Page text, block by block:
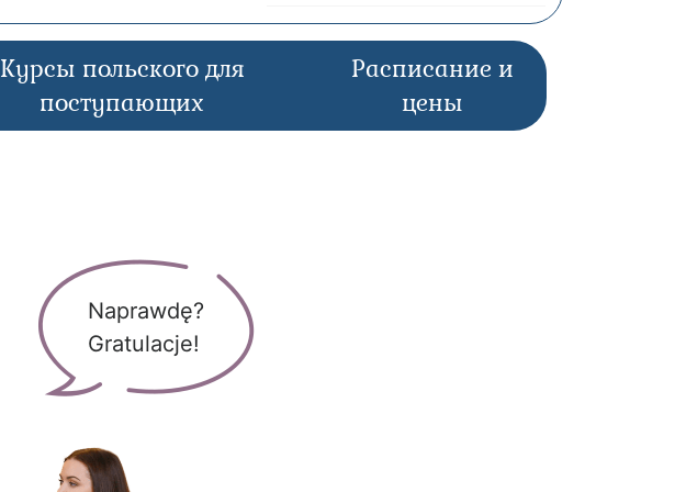
Курсы польского для
поступающих
Расписание и
цены
Naprawdę?
Gratulacje!